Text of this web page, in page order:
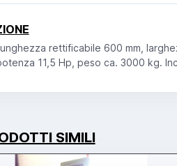
rettificabile 600 mm,
11,5 Hp, peso ca. 3000 kg.
SIMILI